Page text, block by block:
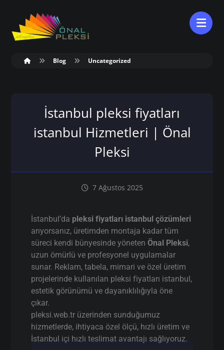
Blog Uncategorized
İstanbul pleksi fiyatları
istanbul Hizmetleri | Önal
Pleksi
7 Ağustos 2025
İstanbul’da pleksi fiyatları istanbul çözümleri
arıyorsanız, üretimden montaja kadar tüm
süreci kendi bünyesinde yönetenÖnal Pleksi,
uzun ömürlü ve profesyonel uygulamalar
sunar. Reklam, tabela, mimari ve özel üretim
projelerinde kullanılan pleksi fiyatları istanbul,
estetik görünümü ve dayanıklılığıyla öne
çıkar.
pleksi.web.tr üzerinden sunduğumuz
hizmetlerde, ihtiyaca özel ölçü, hızlı üretim ve
İstanbul içi hızlı teslimat avantajı sağlıyoruz.